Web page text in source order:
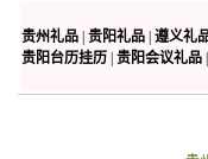
贵州礼品 贵阳礼品 遵义礼
贵阳台历挂历 贵阳会议礼品